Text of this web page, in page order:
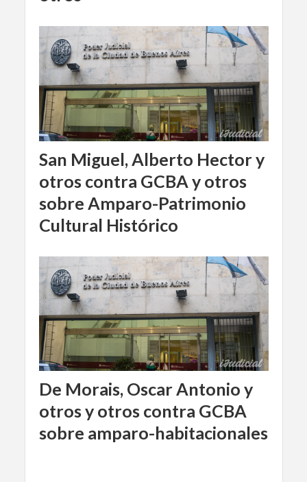
San Miguel, Alberto Hector y
otros contra GCBA y otros
sobre Amparo-Patrimonio
Cultural Histórico
De Morais, Oscar Antonio y
otros y otros contra GCBA
sobre amparo-habitacionales